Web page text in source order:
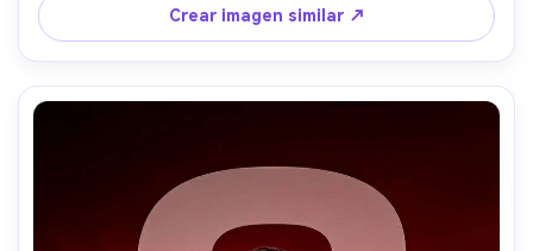
movimiento. Fondo rojo audaz con números grandes
detrás del personaje. Iluminación cinematográfica, diseño
ultra realista de cartel de motorsport, resolución 8K.
Crear imagen similar ↗